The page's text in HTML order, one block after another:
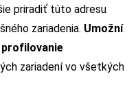
priradiť túto adresu
zariadenia. Umožní
zariadení vo všetkých